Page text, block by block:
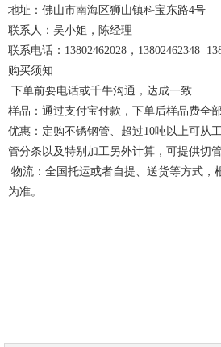
地址：佛山市南海区狮山镇科宝东路4号
联系人：吴小姐，陈经理
联系电话：13802462028，13802462348
购买须知
下单前要电话或千牛沟通，达成一致
样品：通过支付宝付款，下单后样品费全
优惠：定购不锈钢管、超过10吨以上可从
管分条以及特别加工另外计算，可提供切
物流：全国托运或者自提、送货等方式，
为准。